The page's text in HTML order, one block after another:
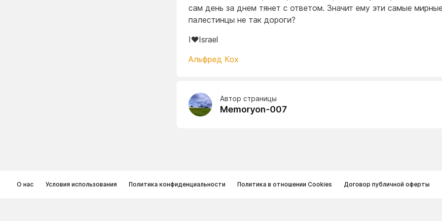
сам день за днем тянет с ответом. Значит ему эти самые
палестинцы не так дороги?
I❤️Israel
Альфред Кох
Автор страницы
Memoryon-007
О нас Условия использования Политика конфиденциальности Политика в отношении Cookies Договор публичной оферты